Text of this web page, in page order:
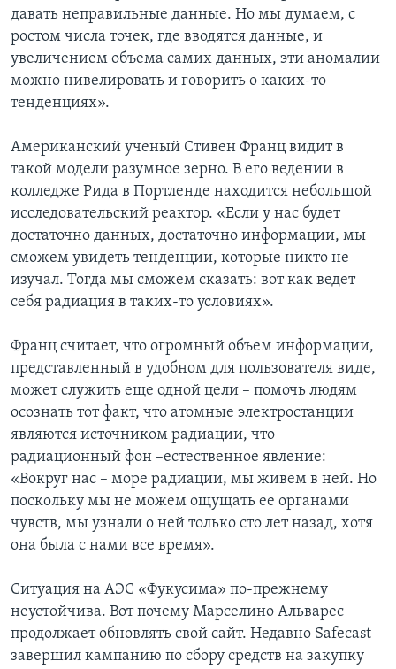
давать неправильные данные. Но мы думаем, с
ростом числа точек, где вводятся данные, и
увеличением объема самих данных, эти аномалии
можно нивелировать и говорить о каких-то
тенденциях».
Американский ученый Стивен Франц видит в
такой модели разумное зерно. В его ведении в
колледже Рида в Портленде находится небольшой
исследовательский реактор. «Если у нас будет
достаточно данных, достаточно информации, мы
сможем увидеть тенденции, которые никто не
изучал. Тогда мы сможем сказать: вот как ведет
себя радиация в таких-то условиях».
Франц считает, что огромный объем информации,
представленный в удобном для пользователя виде,
может служить еще одной цели – помочь людям
осознать тот факт, что атомные электростанции
являются источником радиации, что
радиационный фон –естественное явление:
«Вокруг нас – море радиации, мы живем в ней. Но
поскольку мы не можем ощущать ее органами
чувств, мы узнали о ней только сто лет назад, хотя
она была с нами все время».
Ситуация на АЭС «Фукусима» по-прежнему
неустойчива. Вот почему Марселино Альварес
продолжает обновлять свой сайт. Недавно Safecast
завершил кампанию по сбору средств на закупку